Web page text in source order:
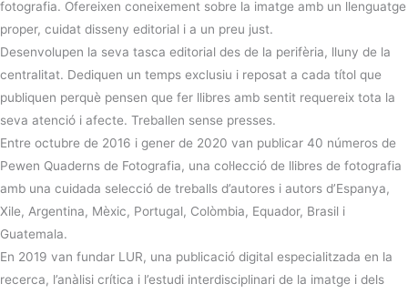
fotografia. Ofereixen coneixement sobre la imatge amb un llenguatge
proper, cuidat disseny editorial i a un preu just.
Desenvolupen la seva tasca editorial des de la perifèria, lluny de la
centralitat. Dediquen un temps exclusiu i reposat a cada títol que
publiquen perquè pensen que fer llibres amb sentit requereix tota la
seva atenció i afecte. Treballen sense presses.
Entre octubre de 2016 i gener de 2020 van publicar 40 números de
Pewen Quaderns de Fotografia, una col·lecció de llibres de fotografia
amb una cuidada selecció de treballs d’autores i autors d’Espanya,
Xile, Argentina, Mèxic, Portugal, Colòmbia, Equador, Brasil i
Guatemala.
En 2019 van fundar LUR, una publicació digital especialitzada en la
recerca, l’anàlisi crítica i l’estudi interdisciplinari de la imatge i dels